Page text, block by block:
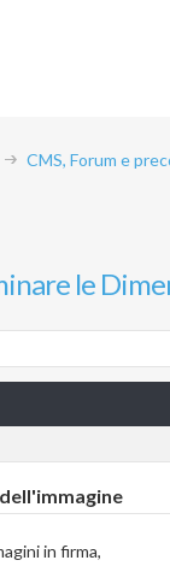
CMS, Forum e
le
in firma,